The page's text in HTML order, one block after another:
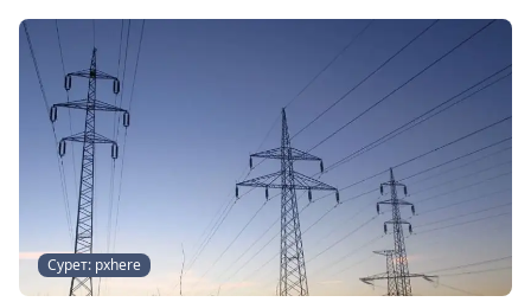
Сурет: pxhere